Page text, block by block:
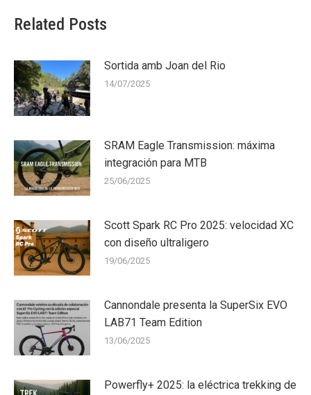
Related Posts
Sortida amb Joan del Rio
14/07/2025
SRAM Eagle Transmission: máxima
integración para MTB
25/06/2025
Scott Spark RC Pro 2025: velocidad XC
con diseño ultraligero
19/06/2025
Cannondale presenta la SuperSix EVO
LAB71 Team Edition
13/06/2025
Powerfly+ 2025: la eléctrica trekking de